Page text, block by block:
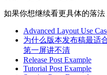
如果你想继续看更具体的落法
Advanced Layout Use
为什么版本发布稿最适
第一屏讲不清
Release Post Example
Tutorial Post Example